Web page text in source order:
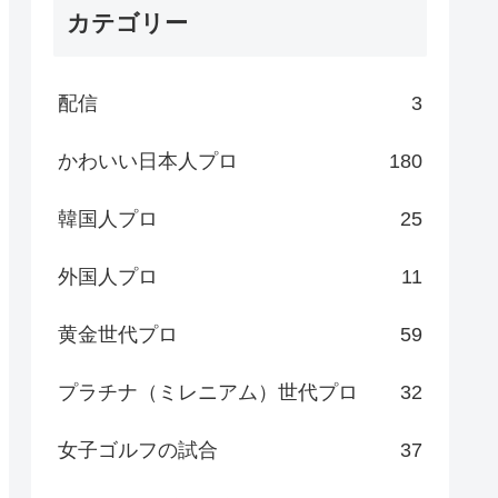
カテゴリー
配信 3
かわいい日本人プロ 180
韓国人プロ 25
外国人プロ 11
黄金世代プロ 59
プラチナ（ミレニアム）世代プロ 32
女子ゴルフの試合 37